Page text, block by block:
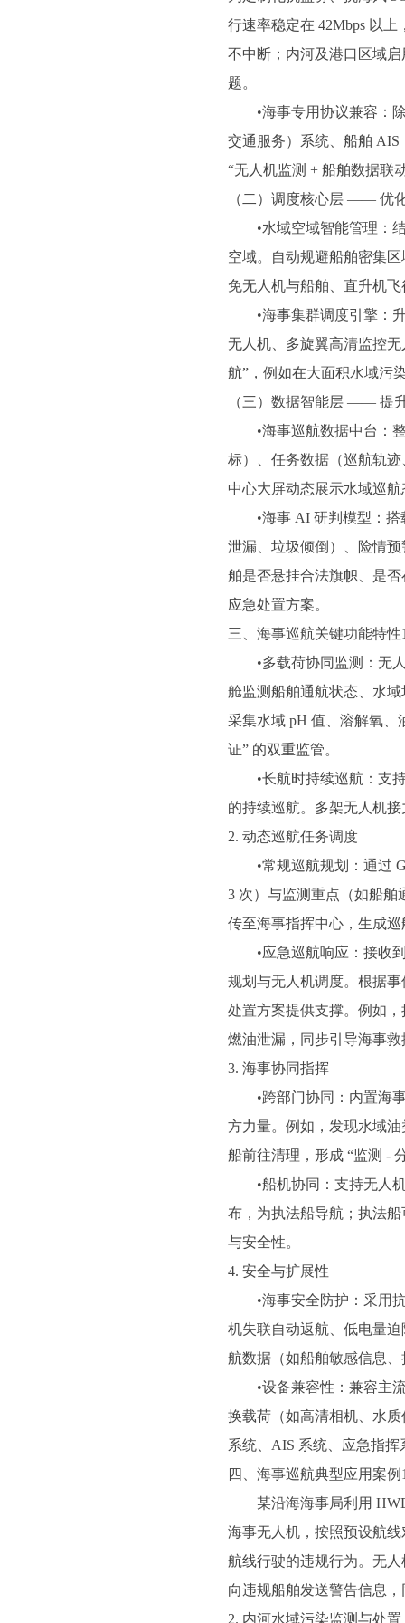
行速率稳定在 42Mbps 以
不中断；内河及港口区域
题。
•海事专用协议兼容：除
交通服务）系统、船舶
“无人机监测 + 船舶数据联
（二）调度核心层 —— 优
•水域空域智能管理：结
空域。自动规避船舶密集
免无人机与船舶、直升机
•海事集群调度引擎：升
无人机、多旋翼高清监控
航”，例如在大面积水域污
（三）数据智能层 —— 提
•海事巡航数据中台：整
标）、任务数据（巡航轨
中心大屏动态展示水域巡
•海事 AI 研判模型：搭
泄漏、垃圾倾倒）、险情
舶是否悬挂合法旗帜、是
应急处置方案。
三、海事巡航关键功能特
•多载荷协同监测：无人
舱监测船舶通航状态、水
采集水域 pH 值、溶解氧、
证” 的双重监管。
•长航时持续巡航：支持
的持续巡航。多架无人机
2. 动态巡航任务调度
•常规巡航规划：通过
3 次）与监测重点（如船
传至海事指挥中心，生成
•应急巡航响应：接收到
规划与无人机调度。根据
处置方案提供支撑。例如
燃油泄漏，同步引导海事
3. 海事协同指挥
•跨部门协同：内置海事
方力量。例如，发现水域
船前往清理，形成 “监测 -
•船机协同：支持无人机
布，为执法船导航；执法
与安全性。
4. 安全与扩展性
•海事安全防护：采用抗
机失联自动返航、低电量
航数据（如船舶敏感信息
•设备兼容性：兼容主流
换载荷（如高清相机、水
系统、AIS 系统、应急指
四、海事巡航典型应用案
某沿海海事局利用 HWD
海事无人机，按照预设航
航线行驶的违规行为。无
向违规船舶发送警告信息
2. 内河水域污染监测与处置